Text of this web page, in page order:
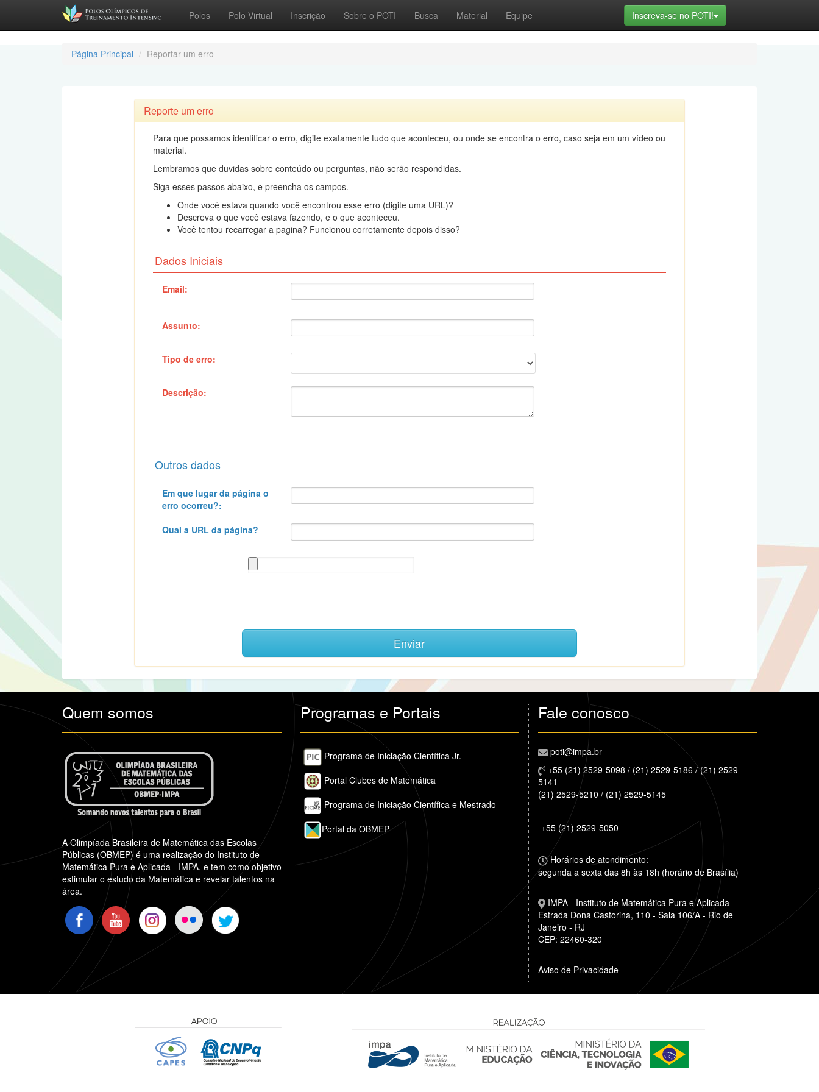
Polos Polo Virtual Inscrição Sobre o POTI Busca Material Equipe Inscreva-se no POTI! Toggle Dropdown
Página Principal Reportar um erro
Reporte um erro
Para que possamos identificar o erro, digite exatamente tudo que aconteceu, ou onde se encontra o erro, caso seja em um vídeo ou
material.
Lembramos que duvidas sobre conteúdo ou perguntas, não serão respondidas.
Siga esses passos abaixo, e preencha os campos.
Onde você estava quando você encontrou esse erro (digite uma URL)?
Descreva o que você estava fazendo, e o que aconteceu.
Você tentou recarregar a pagina? Funcionou corretamente depois disso?
Dados Iniciais
Email:
Assunto:
Tipo de erro:
Descrição:
Outros dados
Em que lugar da página o
erro ocorreu?:
Qual a URL da página?
Quem somos
A Olimpíada Brasileira de Matemática das Escolas
Públicas (OBMEP) é uma realização do Instituto de
Matemática Pura e Aplicada - IMPA, e tem como objetivo
estimular o estudo da Matemática e revelar talentos na
área.
Programas e Portais
Programa de Iniciação Científica Jr.
Portal Clubes de Matemática
Programa de Iniciação Científica e Mestrado
Portal da OBMEP
Fale conosco
poti@impa.br
+55 (21) 2529-5098 / (21) 2529-5186 / (21) 2529-
5141
(21) 2529-5210 / (21) 2529-5145
+55 (21) 2529-5050
Horários de atendimento:
segunda a sexta das 8h às 18h (horário de Brasília)
IMPA - Instituto de Matemática Pura e Aplicada
Estrada Dona Castorina, 110 - Sala 106/A - Rio de
Janeiro - RJ
CEP: 22460-320
Aviso de Privacidade